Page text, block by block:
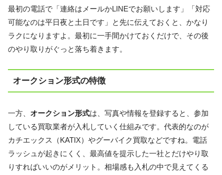
最初の電話で「連絡はメールかLINEでお願いします」「対応
可能なのは平日夜と土日です」と先に伝えておくと、かなり
ラクになりますよ。最初に一手間かけておくだけで、その後
のやり取りがぐっと落ち着きます。
オークション形式の特徴
一方、 オークション形式は、写真や情報を登録すると、参加
している買取業者が入札していく仕組みです。代表的なのが
カチエックス（KATIX）やグーバイク買取などですね。 電話
ラッシュが起きにくく、最高値を提示した一社とだけやり取
りすればいいのがメリット。相場感も入札の中で見えてくる